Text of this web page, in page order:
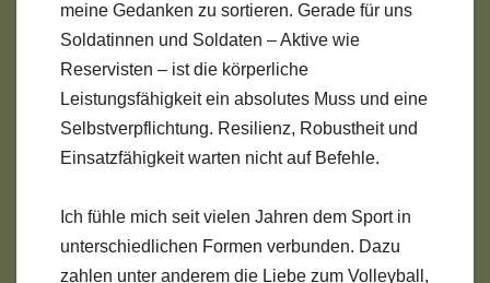
meine Gedanken zu sortieren. Gerade für uns
Soldatinnen und Soldaten – Aktive wie
Reservisten – ist die körperliche
Leistungsfähigkeit ein absolutes Muss und eine
Selbstverpflichtung. Resilienz, Robustheit und
Einsatzfähigkeit warten nicht auf Befehle.
Ich fühle mich seit vielen Jahren dem Sport in
unterschiedlichen Formen verbunden. Dazu
zahlen unter anderem die Liebe zum Volleyball,